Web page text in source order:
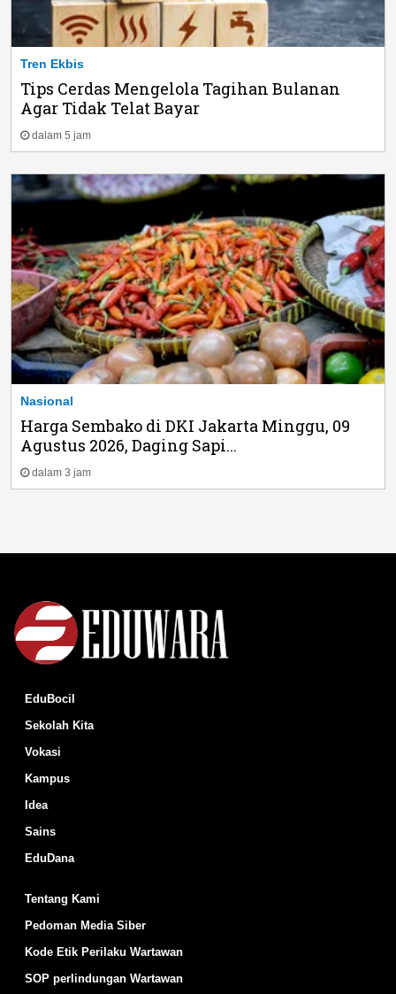
Tren Ekbis
Tips Cerdas Mengelola Tagihan Bulanan
Agar Tidak Telat Bayar
dalam 5 jam
Nasional
Harga Sembako di DKI Jakarta Minggu, 09
Agustus 2026, Daging Sapi...
dalam 3 jam
EduBocil
Sekolah Kita
Vokasi
Kampus
Idea
Sains
EduDana
Tentang Kami
Pedoman Media Siber
Kode Etik Perilaku Wartawan
SOP perlindungan Wartawan